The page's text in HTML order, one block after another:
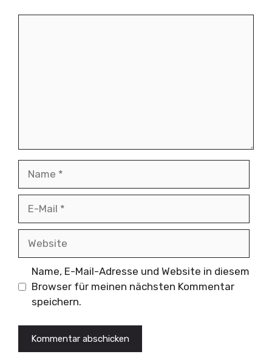
Name, E-Mail-Adresse und Website in diesem
Browser für meinen nächsten Kommentar
speichern.